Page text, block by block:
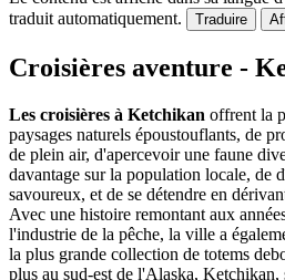
traduit automatiquement.
Traduire
Croisières aventure -
Les croisières à Ketchikan offrent la
paysages naturels époustouflants, de
de plein air, d'apercevoir une faune
davantage sur la population locale, de
savoureux, et de se détendre en
Avec une histoire remontant aux
l'industrie de la pêche, la ville a
la plus grande collection de totems
plus au sud-est de l'Alaska, Ketchikan,